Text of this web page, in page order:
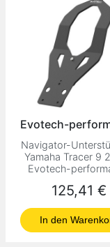
Evotech-
Navigator-
Yamaha Tracer 9
Evotech-
Preis
125,41 €
In den